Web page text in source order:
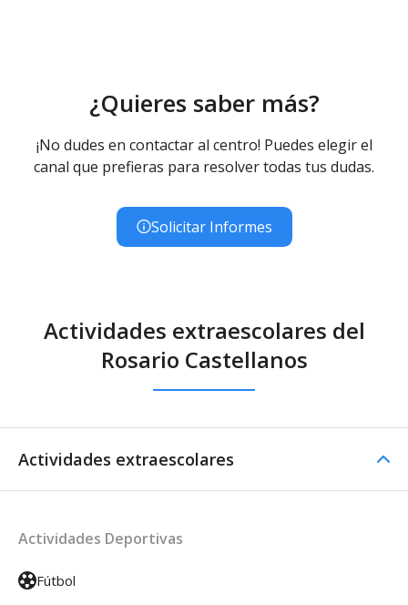
¿Quieres saber más?
¡No dudes en contactar al centro! Puedes elegir el
canal que prefieras para resolver todas tus dudas.
Solicitar Informes
Actividades extraescolares del
Rosario Castellanos
Actividades extraescolares
Actividades Deportivas
Fútbol